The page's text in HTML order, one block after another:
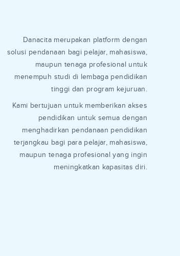
Danacita merupakan platform dengan
solusi pendanaan bagi pelajar, mahasiswa,
maupun tenaga profesional untuk
menempuh studi di lembaga pendidikan
tinggi dan program kejuruan.
Kami bertujuan untuk memberikan akses
pendidikan untuk semua dengan
menghadirkan pendanaan pendidikan
terjangkau bagi para pelajar, mahasiswa,
maupun tenaga profesional yang ingin
meningkatkan kapasitas diri.